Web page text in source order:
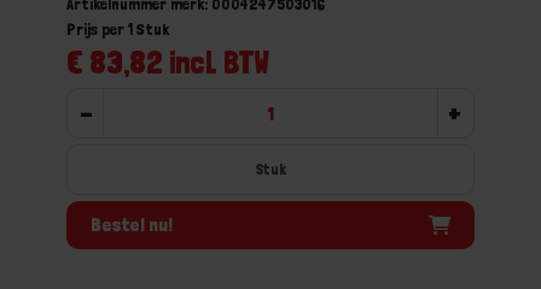
€ 83,82 incl. BTW
Prijs per 1 Stuk
- +
Stuk
Bestel nu!